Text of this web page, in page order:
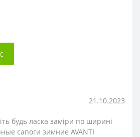
21.10.2023
будь ласка заміри по ширині
сапоги зимние AVANTI